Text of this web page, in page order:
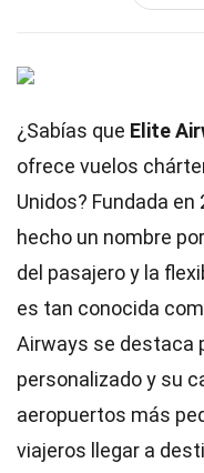
¿Sabías que Elite
ofrece vuelos
Unidos? Fundada
hecho un nombre
del pasajero y la
es tan conocida
Airways se destaca
personalizado y su
aeropuertos más
viajeros llegar a